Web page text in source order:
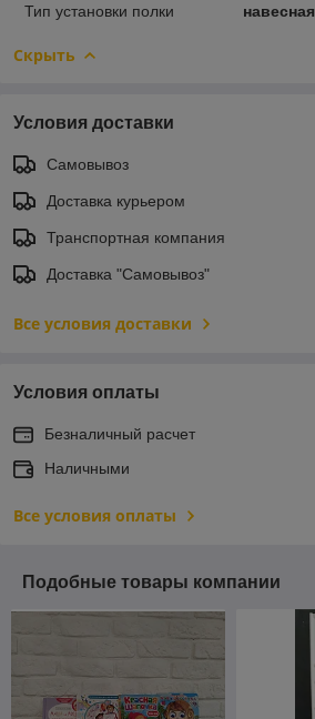
Тип установки полки
навесная
Скрыть
Условия доставки
Самовывоз
Доставка курьером
Транспортная компания
Доставка "Самовывоз"
Все условия доставки
Условия оплаты
Безналичный расчет
Наличными
Все условия оплаты
Подобные товары компании